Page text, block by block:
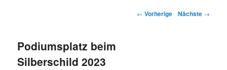
Artikelnavigation
← Vorherige Nächste →
Podiumsplatz beim
Silberschild 2023